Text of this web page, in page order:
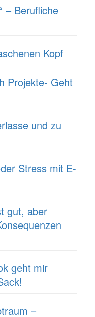
– Berufliche
Kopf
Projekte- Geht
und zu
Stress mit E-
gut, aber
geht mir
–